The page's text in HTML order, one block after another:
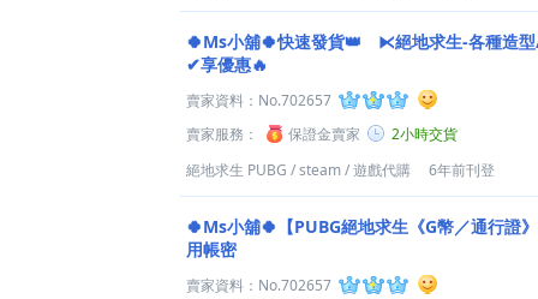
🍀Ms小舖🍀快速發貨👑 ⧔絕地求生-各種造
✔享優惠🔥
賣家資料： No.702657
賣家服務：
保證金賣家
2小時交貨
絕地求生 PUBG /steam/遊戲代購 6年前刊登
🍀Ms小舖🍀【PUBG絕地求生《G幣／通行證
用帳密
賣家資料： No.702657